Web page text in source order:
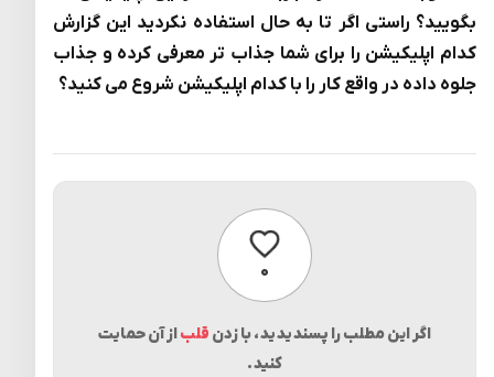
بگویید؟ راستی اگر تا به حال استفاده نکردید این گزارش
کدام اپلیکیشن را برای شما جذاب تر معرفی کرده و جذاب
جلوه داده در واقع کار را با کدام اپلیکیشن شروع می کنید؟
۰پسندیدن
اگر این مطلب را پسندیدید، با زدن قلباز آن حمایت
کنید.